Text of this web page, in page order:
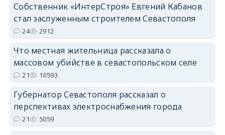
Собственник «ИнтерСтроя» Евгений Кабанов
стал заслуженным строителем Севастополя
24 2912
Что местная жительница рассказала о
массовом убийстве в севастопольском селе
21 10593
Губернатор Севастополя рассказал о
перспективах электроснабжения города
21 5059